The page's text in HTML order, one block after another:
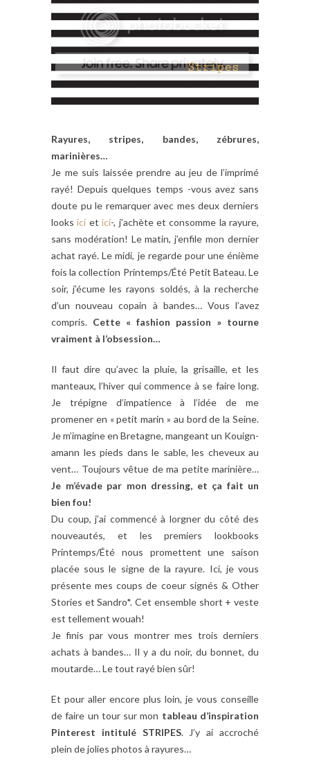
Rayures, stripes, bandes, zébrures,
marinières…
Je me suis laissée prendre au jeu de l’imprimé
rayé! Depuis quelques temps -vous avez sans
doute pu le remarquer avec mes deux derniers
looksici etici-, j’achète et consomme la rayure,
sans modération! Le matin, j’enfile mon dernier
achat rayé. Le midi, je regarde pour une énième
fois la collection Printemps/Été Petit Bateau. Le
soir, j’écume les rayons soldés, à la recherche
d’un nouveau copain à bandes… Vous l’avez
compris. Cette « fashion passion » tourne
vraiment à l’obsession…
Il faut dire qu’avec la pluie, la grisaille, et les
manteaux, l’hiver qui commence à se faire long.
Je trépigne d’impatience à l’idée de me
promener en « petit marin » au bord de la Seine.
Je m’imagine en Bretagne, mangeant un Kouign-
amann les pieds dans le sable, les cheveux au
vent… Toujours vêtue de ma petite marinière…
Je m’évade par mon dressing, et ça fait un
bien fou!
Du coup, j’ai commencé à lorgner du côté des
nouveautés, et les premiers lookbooks
Printemps/Été nous promettent une saison
placée sous le signe de la rayure. Ici, je vous
présente mes coups de coeur signés & Other
Stories et Sandro*. Cet ensemble short + veste
est tellement wouah!
Je finis par vous montrer mes trois derniers
achats à bandes… Il y a du noir, du bonnet, du
moutarde… Le tout rayé bien sûr!
Et pour aller encore plus loin, je vous conseille
de faire un tour sur mon tableau d’inspiration
Pinterest
intitulé STRIPES. J’y ai accroché
plein de jolies photos à rayures…